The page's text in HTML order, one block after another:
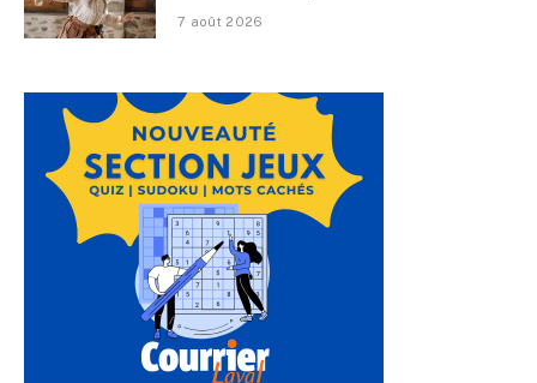
7 août 2026